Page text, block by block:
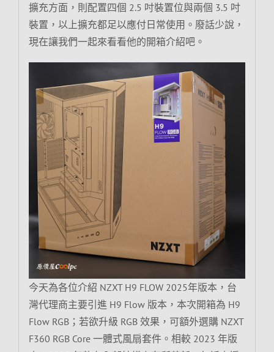
擴充方面，則配置四個 2.5 吋裝置位與兩個 3.5 吋
裝置，以上擴充都足以應付日常使用。廢話少說，
現在讓我們一起來看看他的開箱介紹吧。
今天為各位介紹 NZXT H9 FLOW 2025年版本，台
灣代理商主要引進 H9 Flow 版本，本次開箱為 H9
Flow RGB；若欲升級 RGB 效果，可額外選購 NZXT
F360 RGB Core 一體式風扇套件。相較 2023 年版